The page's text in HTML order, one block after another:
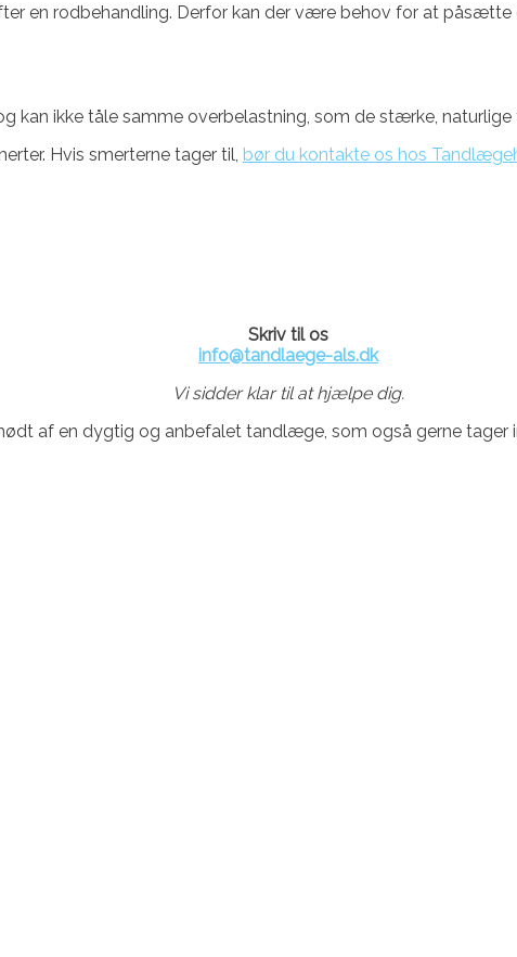
en rodbehandling. Derfor kan der være behov for at påsætte
kan ikke tåle samme overbelastning, som de stærke,
Hvis smerterne tager til, bør du kontakte os hos
Skriv til os
info@tandlaege-als.dk
Vi sidder klar til at hjælpe dig.
af en dygtig og anbefalet tandlæge, som også gerne tager